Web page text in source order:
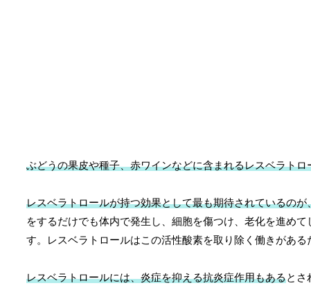
ぶどうの果皮や種子、赤ワインなどに含まれるレスベラトロ
レスベラトロールが持つ効果として最も期待されているの
をするだけでも体内で発生し、細胞を傷つけ、老化を進め
す。レスベラトロールはこの活性酸素を取り除く働きがあ
レスベラトロールには、炎症を抑える抗炎症作用もあるとさ